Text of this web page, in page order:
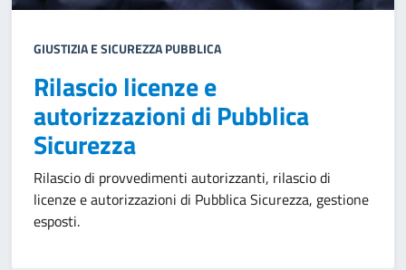
GIUSTIZIA E SICUREZZA PUBBLICA
Rilascio licenze e
autorizzazioni di Pubblica
Sicurezza
Rilascio di provvedimenti autorizzanti, rilascio di
licenze e autorizzazioni di Pubblica Sicurezza, gestione
esposti.